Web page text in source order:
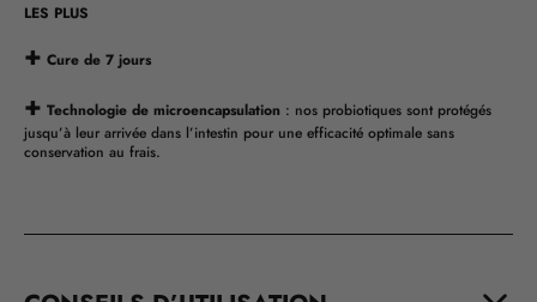
LES PLUS
+ Cure de 7 jours
+ Technologie de microencapsulation : nos probiotiques sont protégés
jusqu’à leur arrivée dans l’intestin pour une efficacité optimale sans
conservation au frais.